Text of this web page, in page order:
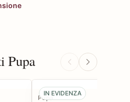
Pupa
IN EVIDENZA
Pupa